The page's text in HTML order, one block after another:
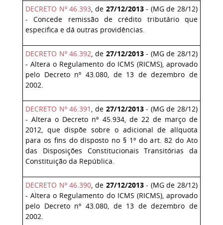
DECRETO Nº 46.393, de 27/12/2013- (MG de 28/12)
- Concede remissão de crédito tributário que
especifica e dá outras providências.
DECRETO Nº 46.392, de 27/12/2013- (MG de 28/12)
- Altera o Regulamento do ICMS (RICMS), aprovado
pelo Decreto nº 43.080, de 13 de dezembro de
2002.
DECRETO Nº 46.391 , de 27/12/2013- (MG de 28/12)
- Altera o Decreto nº 45.934, de 22 de março de
2012, que dispõe sobre o adicional de alíquota
para os fins do disposto no § 1º do art. 82 do Ato
das Disposições Constitucionais Transitórias da
Constituição da República.
DECRETO Nº 46.390, de 27/12/2013- (MG de 28/12)
- Altera o Regulamento do ICMS (RICMS), aprovado
pelo Decreto nº 43.080, de 13 de dezembro de
2002.